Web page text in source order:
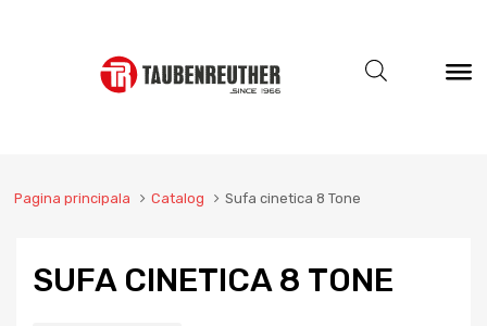
Pagina principala Catalog Sufa cinetica 8 Tone
SUFA CINETICA 8 TONE